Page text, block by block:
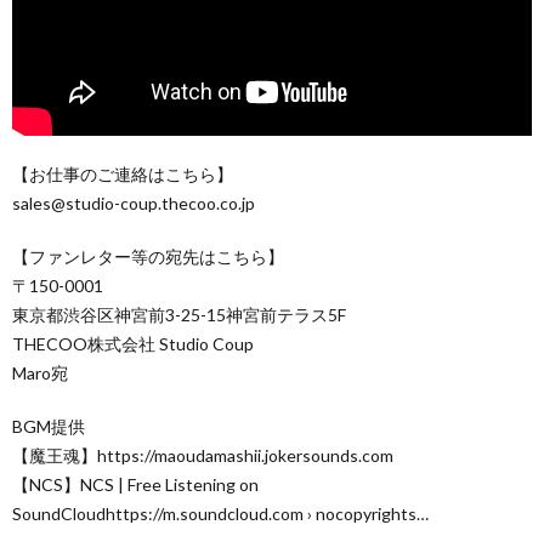
【お仕事のご連絡はこちら】
sales@studio-coup.thecoo.co.jp
【ファンレター等の宛先はこちら】
〒150-0001
東京都渋谷区神宮前3-25-15神宮前テラス5F
THECOO株式会社 Studio Coup
Maro宛
BGM提供
【魔王魂】https://maoudamashii.jokersounds.com
【NCS】NCS | Free Listening on
SoundCloudhttps://m.soundcloud.com › nocopyrights…